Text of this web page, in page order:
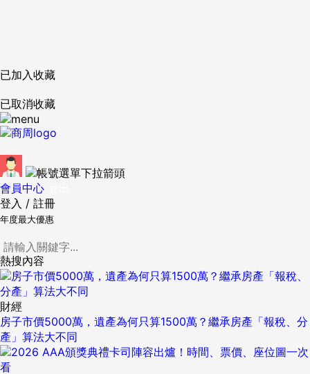
已加入收藏
已取消收藏
會員中心
登入 / 註冊
年度最大優惠
熱搜內容
財經
房子市價5000萬，遺產為何只算1500萬？繼承房產「報稅、分
產」算法大不同